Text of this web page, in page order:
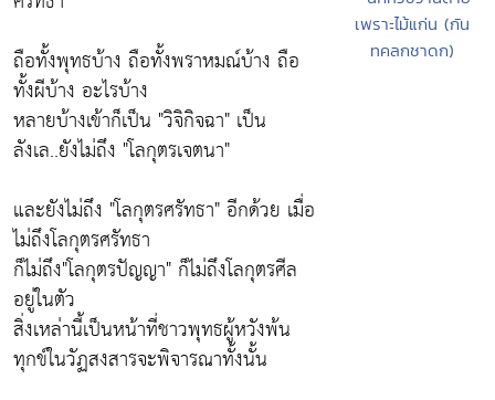
ถือทั้งพุทธบ้าง ถือทั้งพราหมณ์บ้าง ถือ
ทั้งผีบ้าง อะไรบ้าง
หลายบ้างเข้าก็เป็น "วิจิกิจฉา" เป็น
ลังเล..ยังไม่ถึง "โลกุตรเจตนา"
และยังไม่ถึง "โลกุตรศรัทธา" อีกด้วย เมื่อ
ไม่ถึงโลกุตรศรัทธา
ก็ไม่ถึง"โลกุตรปัญญา" ก็ไม่ถึงโลกุตรศีล
อยู่ในตัว
สิ่งเหล่านี้เป็นหน้าที่ชาวพุทธผู้หวังพ้น
ทุกข์ในวัฏสงสารจะพิจารณาทั้งนั้น
เพราะไม้แก่น (กัน
ทคลกชาดก)